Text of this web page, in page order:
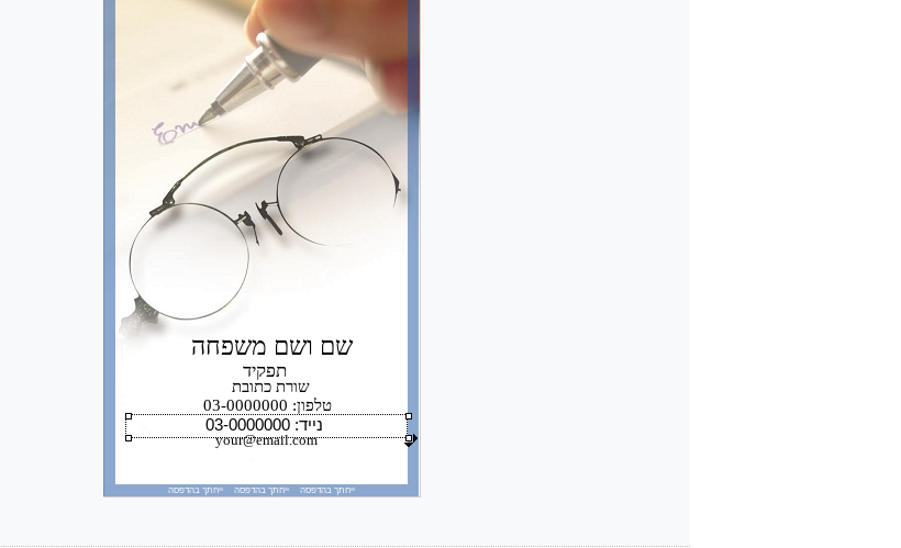
תפקיד
שם ושם משפחה
שורת כתובת
טלפון: 03-0000000
your@email.com
ייחתך בהדפסה ייחתך בהדפסה ייחתך בהדפסה